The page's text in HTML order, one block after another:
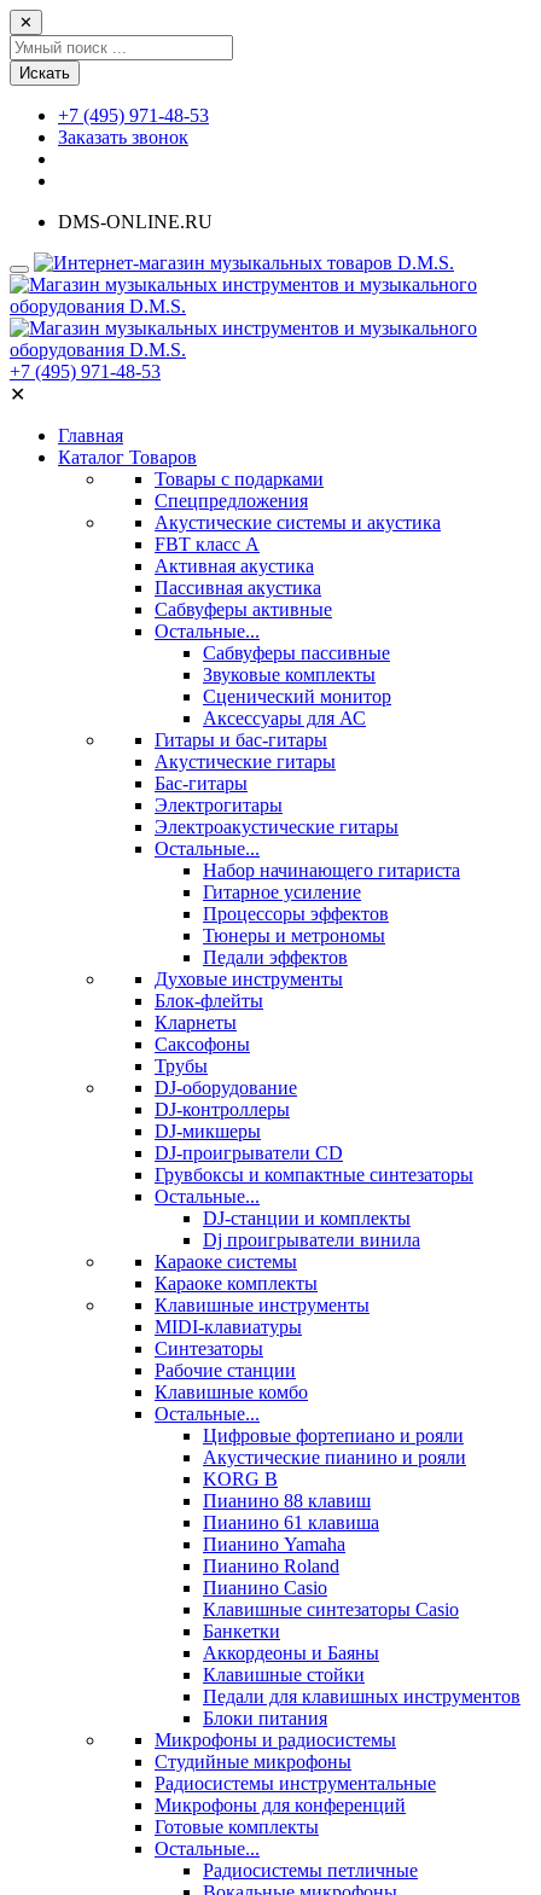
✕
Искать
+7 (495) 971-48-53
Заказать звонок
DMS-ONLINE.RU
+7 (495) 971-48-53
✕
Главная
Каталог Товаров
Товары с подарками
Спецпредложения
Акустические системы и акустика
FBT класс А
Активная акустика
Пассивная акустика
Сабвуферы активные
Остальные...
Сабвуферы пассивные
Звуковые комплекты
Сценический монитор
Аксессуары для АС
Гитары и бас-гитары
Акустические гитары
Бас-гитары
Электрогитары
Электроакустические гитары
Остальные...
Набор начинающего гитариста
Гитарное усиление
Процессоры эффектов
Тюнеры и метрономы
Педали эффектов
Духовые инструменты
Блок-флейты
Кларнеты
Саксофоны
Трубы
DJ-оборудование
DJ-контроллеры
DJ-микшеры
DJ-проигрыватели CD
Грувбоксы и компактные синтезаторы
Остальные...
DJ-станции и комплекты
Dj проигрыватели винила
Караоке системы
Караоке комплекты
Клавишные инструменты
MIDI-клавиатуры
Синтезаторы
Рабочие станции
Клавишные комбо
Остальные...
Цифровые фортепиано и рояли
Акустические пианино и рояли
KORG B
Пианино 88 клавиш
Пианино 61 клавиша
Пианино Yamaha
Пианино Roland
Пианино Casio
Клавишные синтезаторы Casio
Банкетки
Аккордеоны и Баяны
Клавишные стойки
Педали для клавишных инструментов
Блоки питания
Микрофоны и радиосистемы
Студийные микрофоны
Радиосистемы инструментальные
Микрофоны для конференций
Готовые комплекты
Остальные...
Радиосистемы петличные